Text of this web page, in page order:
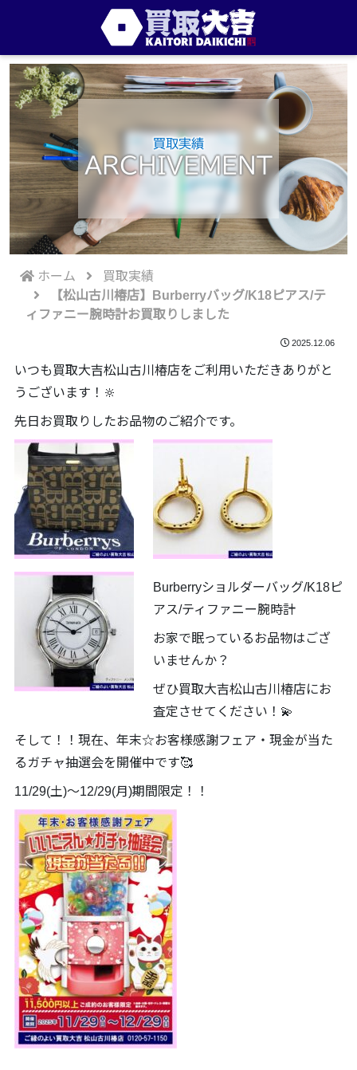
買取実績
ARCHIVEMENT
ホーム
買取実績
【松山古川椿店】Burberryバッグ/K18ピアス/テ
ィファニー腕時計お買取りしました
2025.12.06
いつも買取大吉松山古川椿店をご利用いただきありがと
うございます！🔆
先日お買取りしたお品物のご紹介です。
Burberryショルダーバッグ/K18ピ
アス/ティファニー腕時計
お家で眠っているお品物はござ
いませんか？
ぜひ買取大吉松山古川椿店にお
査定させてください！💫
そして！！現在、年末☆お客様感謝フェア・現金が当た
るガチャ抽選会を開催中です🥰
11/29(土)～12/29(月)期間限定！！